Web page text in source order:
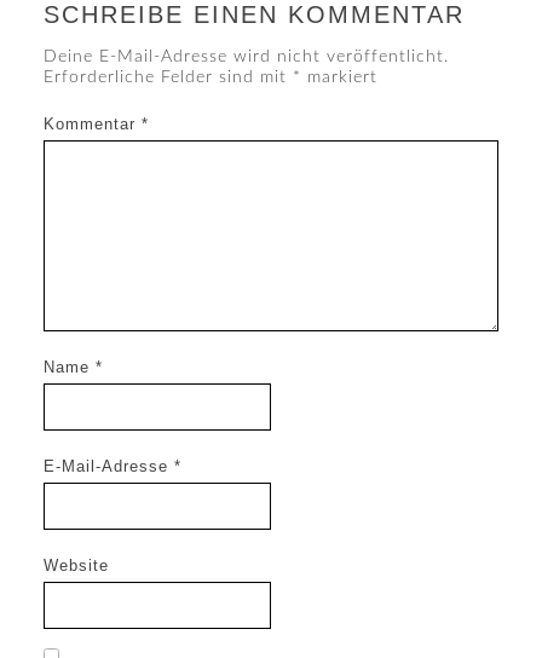
SCHREIBE EINEN KOMMENTAR
Deine E-Mail-Adresse wird nicht veröffentlicht.
Erforderliche Felder sind mit * markiert
Kommentar *
Name *
E-Mail-Adresse *
Website